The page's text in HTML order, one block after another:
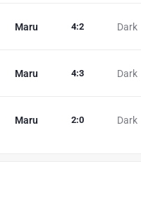
Maru Dark
4:2
Maru Dark
4:3
Maru Dark
2:0